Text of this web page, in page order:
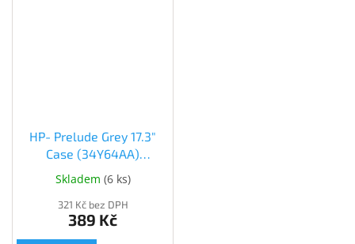
HP- Prelude Grey 17.3"
Case (34Y64AA)
(34Y64AA)
Skladem (6 ks)
321 Kč bez DPH
389 Kč